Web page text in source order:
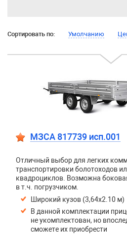
Сортировать по: Умолчанию
МЗСА 817739 исп.001
Отличный выбор для легких
транспортировки болотоходов
квадроциклов. Возможна
в т.ч. погрузчиком.
Широкий кузов (3,64х2.10 м)
В данной комплектации
не укомплектован, но
сможете их приобрести